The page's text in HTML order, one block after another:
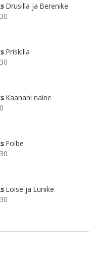
Drusilla ja Berenike
Priskilla
Kaanani naine
Foibe
Loise ja Eunike